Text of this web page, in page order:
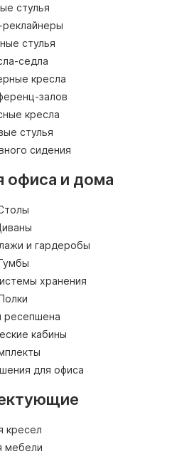
стулья
стулья
седла
кресла
залов
кресла
стулья
сидения
офиса и дома
и гардеробы
хранения
ресепшена
кабины
для офиса
кресел
мебели